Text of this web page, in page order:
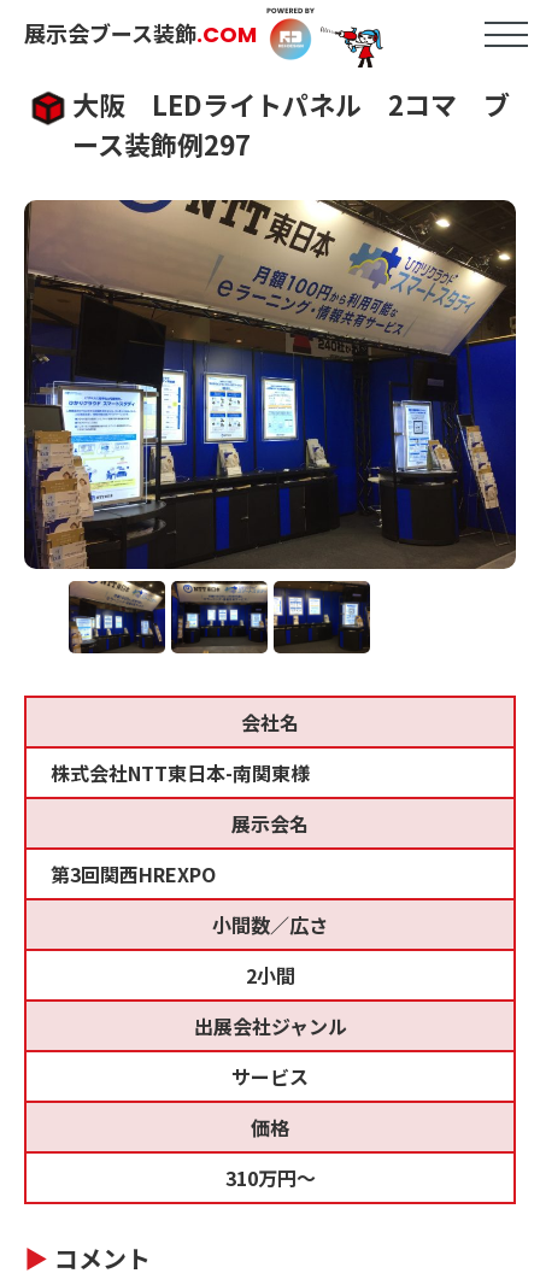
展示会ブース装飾.COM
大阪 LEDライトパネル 2コマ ブ
ース装飾例297
会社名
株式会社NTT東日本-南関東様
展示会名
第3回関西HREXPO
小間数／広さ
2小間
出展会社ジャンル
サービス
価格
310万円～
コメント